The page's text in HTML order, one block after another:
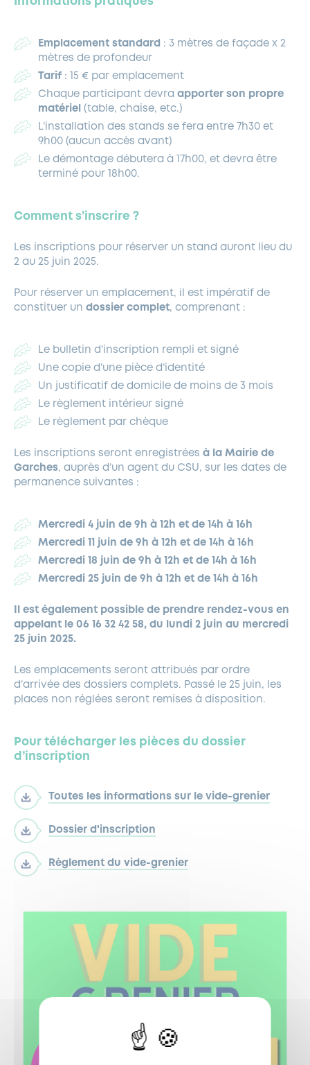
Emplacement standard : 3 mètres de façade x 2
mètres de profondeur
Tarif : 15 € par emplacement
Chaque participant devra apporter son propre
matériel (table, chaise, etc.)
L’installation des stands se fera entre 7h30 et
9h00 (aucun accès avant)
Le démontage débutera à 17h00, et devra être
terminé pour 18h00.
Comment s’inscrire ?
Les inscriptions pour réserver un stand auront lieu du
2 au 25 juin 2025.
Pour réserver un emplacement, il est impératif de
constituer un dossier complet, comprenant :
Le bulletin d’inscription rempli et signé
Une copie d’une pièce d’identité
Un justificatif de domicile de moins de 3 mois
Le règlement intérieur signé
Le règlement par chèque
Les inscriptions seront enregistrées à la Mairie de
Garches, auprès d’un agent du CSU, sur les dates de
permanence suivantes :
Mercredi 4 juin de 9h à 12h et de 14h à 16h
Mercredi 11 juin de 9h à 12h et de 14h à 16h
Mercredi 18 juin de 9h à 12h et de 14h à 16h
Mercredi 25 juin de 9h à 12h et de 14h à 16h
Il est également possible de prendre rendez-vous en
appelant le 06 16 32 42 58, du lundi 2 juin au mercredi
25 juin 2025.
Les emplacements seront attribués par ordre
d’arrivée des dossiers complets. Passé le 25 juin, les
places non réglées seront remises à disposition.
Pour télécharger les pièces du dossier
d’inscription
Toutes les informations sur le vide-grenier
Dossier d'inscription
Règlement du vide-grenier